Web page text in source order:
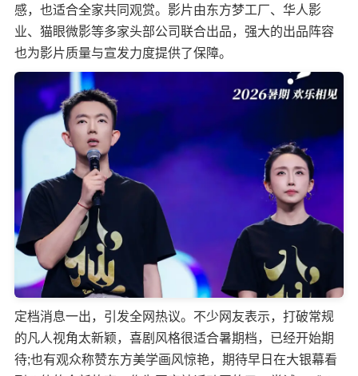
感，也适合全家共同观赏。影片由东方梦工厂、华人影
业、猫眼微影等多家头部公司联合出品，强大的出品阵容
也为影片质量与宣发力度提供了保障。
定档消息一出，引发全网热议。不少网友表示，打破常规
的凡人视角太新颖，喜剧风格很适合暑期档，已经开始期
待;也有观众称赞东方美学画风惊艳，期待早日在大银幕看